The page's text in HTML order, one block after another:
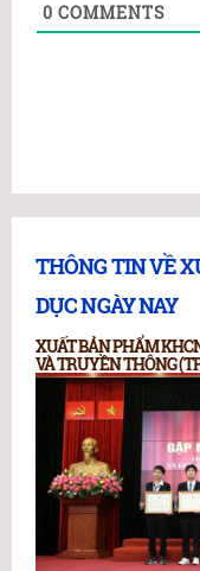
0 COMMENTS
THÔNG TIN VỀ
DỤC NGÀY NAY
XUẤT BẢN PHẨM
VÀ TRUYỀN THÔNG